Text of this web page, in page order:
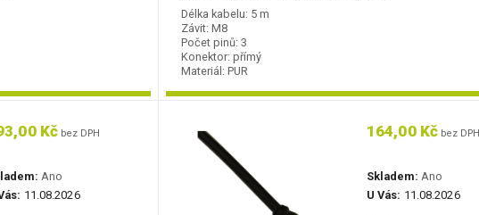
Délka kabelu: 5 m
Závit: M8
Počet pinů: 3
Konektor: přímý
Materiál: PUR
Kč bez DPH
Ano
11.08.2026
164,00 Kč bez DPH
Skladem: Ano
U Vás: 11.08.2026